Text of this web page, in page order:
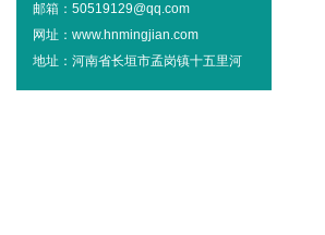
邮箱：50519129@qq.com
网址：www.hnmingjian.com
地址：河南省长垣市孟岗镇十五里河